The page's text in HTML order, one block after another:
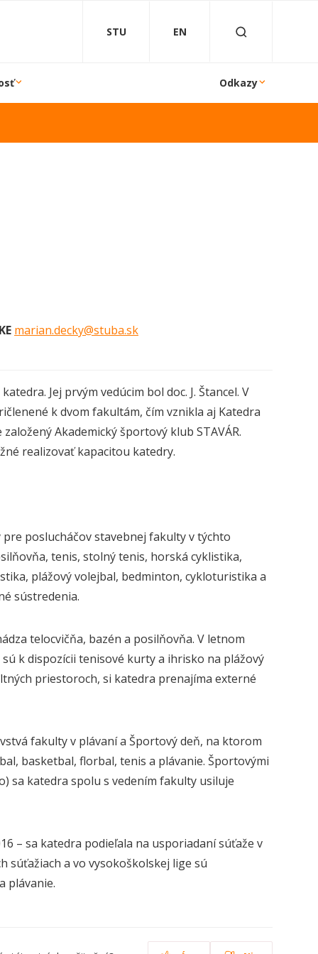
STU EN
Odkazy
marian.decky@stuba.sk
Jej prvým vedúcim bol doc. J. Štancel. V
k dvom fakultám, čím vznikla aj Katedra
Akademický športový klub STAVÁR.
realizovať kapacitou katedry.
poslucháčov stavebnej fakulty v týchto
tenis, stolný tenis, horská cyklistika,
plážový volejbal, bedminton, cykloturistika a
sústredenia.
telocvičňa, bazén a posilňovňa. V letnom
k dispozícii tenisové kurty a ihrisko na plážový
priestoroch, si katedra prenajíma externé
fakulty v plávaní a Športový deň, na ktorom
basketbal, florbal, tenis a plávanie. Športovými
sa katedra spolu s vedením fakulty usiluje
– sa katedra podieľala na usporiadaní súťaže v
súťažiach a vo vysokoškolskej lige sú
plávanie.